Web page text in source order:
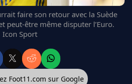
faire son retour avec la Suède
peut-être même disputer l’Euro.
Icon Sport
Foot11.com sur Google